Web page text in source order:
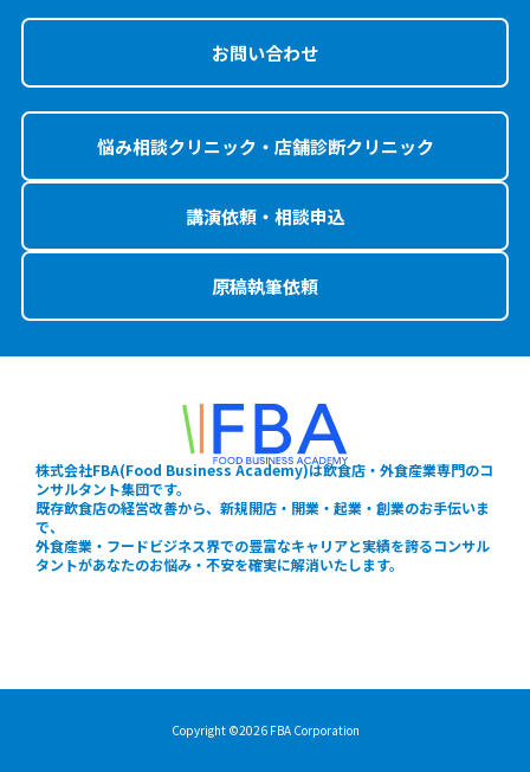
お問い合わせ
悩み相談クリニック・店舗診断クリニック
講演依頼・相談申込
原稿執筆依頼
株式会社FBA(Food Business Academy)は飲食店・外食産業専門のコ
ンサルタント集団です。
既存飲食店の経営改善から、新規開店・開業・起業・創業のお手伝いま
で、
外食産業・フードビジネス界での豊富なキャリアと実績を誇るコンサル
タントがあなたのお悩み・不安を確実に解消いたします。
Copyright ©2026 FBA Corporation